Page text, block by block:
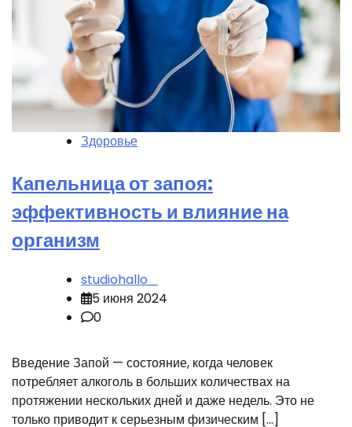
Здоровье
Капельница от запоя:
эффективность и влияние на
организм
studiohallo_
5 июня 2024
0
Введение Запой — состояние, когда человек
потребляет алкоголь в больших количествах на
протяжении нескольких дней и даже недель. Это не
только приводит к серьезным физическим […]